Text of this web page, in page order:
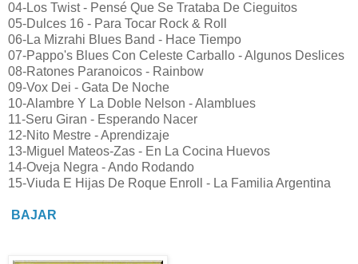
04-Los Twist - Pensé Que Se Trataba De Cieguitos
05-Dulces 16 - Para Tocar Rock & Roll
06-La Mizrahi Blues Band - Hace Tiempo
07-Pappo's Blues Con Celeste Carballo - Algunos Deslices
08-Ratones Paranoicos - Rainbow
09-Vox Dei - Gata De Noche
10-Alambre Y La Doble Nelson - Alamblues
11-Seru Giran - Esperando Nacer
12-Nito Mestre - Aprendizaje
13-Miguel Mateos-Zas - En La Cocina Huevos
14-Oveja Negra - Ando Rodando
15-Viuda E Hijas De Roque Enroll - La Familia Argentina
BAJAR